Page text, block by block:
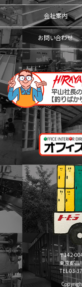
会社案内
お問い合わせ
〒142-
東京都品
TEL 03-
Copyright